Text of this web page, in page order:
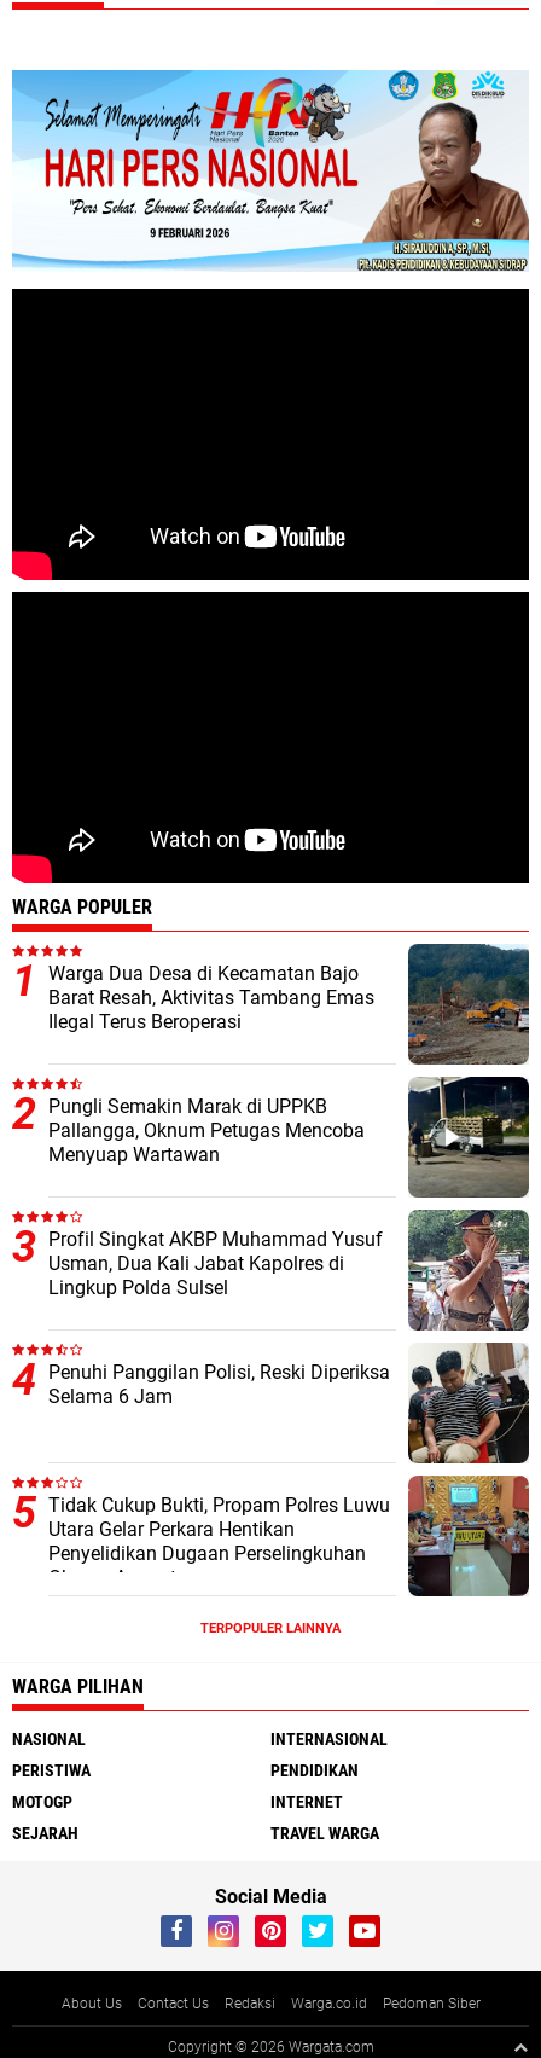
WARGA POPULER
Warga Dua Desa di Kecamatan Bajo
Barat Resah, Aktivitas Tambang Emas
Ilegal Terus Beroperasi
Pungli Semakin Marak di UPPKB
Pallangga, Oknum Petugas Mencoba
Menyuap Wartawan
Profil Singkat AKBP Muhammad Yusuf
Usman, Dua Kali Jabat Kapolres di
Lingkup Polda Sulsel
Penuhi Panggilan Polisi, Reski Diperiksa
Selama 6 Jam
Tidak Cukup Bukti, Propam Polres Luwu
Utara Gelar Perkara Hentikan
Penyelidikan Dugaan Perselingkuhan
Oknum Anggota
TERPOPULER LAINNYA
WARGA PILIHAN
NASIONAL
INTERNASIONAL
PERISTIWA
PENDIDIKAN
MOTOGP
INTERNET
SEJARAH
TRAVEL WARGA
Social Media
About Us Contact Us Redaksi Warga.co.id Pedoman Siber
Copyright © 2026 Wargata.com